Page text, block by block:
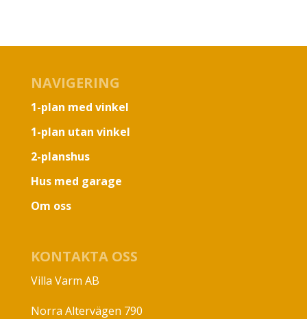
NAVIGERING
1-plan med vinkel
1-plan utan vinkel
2-planshus
Hus med garage
Om oss
KONTAKTA OSS
Villa Varm AB
Norra Altervägen 790